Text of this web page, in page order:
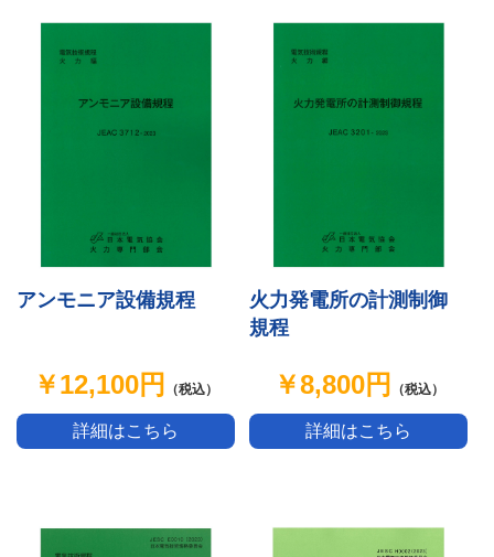
アンモニア設備規程
￥12,100円 （税込）
詳細はこちら
火力発電所の計測制御
規程
￥8,800円 （税込）
詳細はこちら